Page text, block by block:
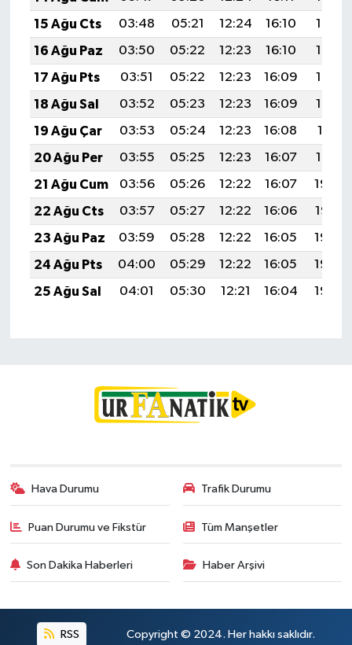
15 Ağu Cts
03:48 05:21 12:24 16:10
19:17
16 Ağu Paz
03:50 05:22 12:23 16:10
19:15
17 Ağu Pts
03:51 05:22 12:23 16:09
19:14
18 Ağu Sal
03:52 05:23 12:23 16:09
19:13
19 Ağu Çar
03:53 05:24 12:23 16:08
19:11
20 Ağu Per
03:55 05:25 12:23 16:07
19:10
21 Ağu Cum
03:56 05:26 12:22 16:07
19:09
22 Ağu Cts
03:57 05:27 12:22 16:06
19:07
23 Ağu Paz
03:59 05:28 12:22 16:05
19:06
24 Ağu Pts
04:00 05:29 12:22 16:05
19:04
25 Ağu Sal
04:01 05:30 12:21 16:04 19:03
Hava Durumu Trafik Durumu
Puan Durumu ve Fikstür Tüm Manşetler
Son Dakika Haberleri Haber Arşivi
RSS Copyright © 2024. Her hakkı saklıdır.